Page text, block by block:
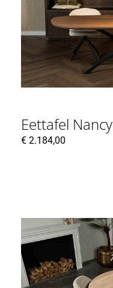
Eettafel Nancy
€ 2.184,00